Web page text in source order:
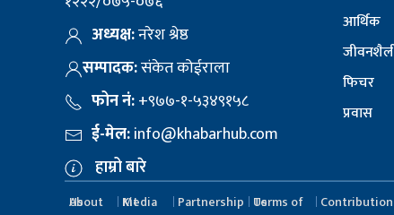
अध्यक्ष:नरेश श्रेष्ठ
सम्पादक:संकेत कोईराला
फोन नं:+९७७-१-५३४९१५८
ई-मेल:info@khabarhub.com
हाम्रो बारे
आर्थिक
फिचर
प्रवास
About Us Media Kit Partnership Terms of Us Contribution